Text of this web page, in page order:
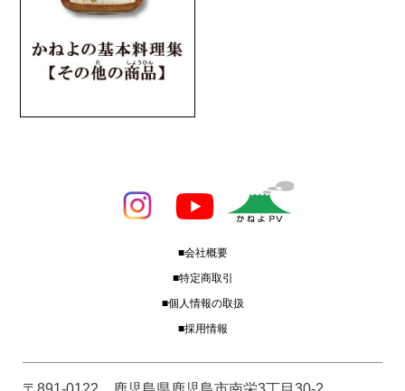
■会社概要
■特定商取引
■個人情報の取扱
■採用情報